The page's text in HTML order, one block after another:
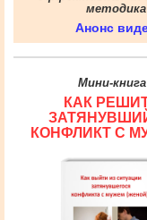
методика
Анонс
Мини-книга
КАК
КОНФЛИКТ С